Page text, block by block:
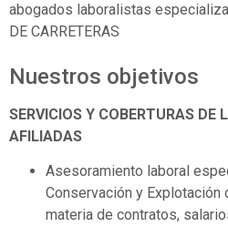
abogados laboralistas
DE CARRETERAS
Nuestros objetivos
SERVICIOS Y COBERTURAS DE
AFILIADAS
Asesoramiento laboral
Conservación y Explotación
materia de contratos,